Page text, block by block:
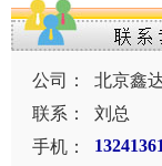
公司：
北京鑫
联系：
刘总
手机：